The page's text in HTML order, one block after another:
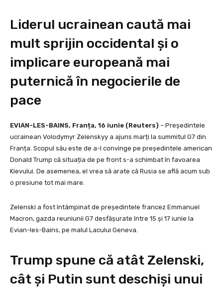
Liderul ucrainean caută mai
mult sprijin occidental și o
implicare europeană mai
puternică în negocierile de
pace
EVIAN-LES-BAINS, Franța, 16 iunie (Reuters) – Președintele
ucrainean Volodymyr Zelenskyy a ajuns marți la summitul G7 din
Franța. Scopul său este de a-l convinge pe președintele american
Donald Trump că situația de pe front s-a schimbat în favoarea
Kievului. De asemenea, el vrea să arate că Rusia se află acum sub
o presiune tot mai mare.
Zelenski a fost întâmpinat de președintele francez Emmanuel
Macron, gazda reuniunii G7 desfășurate între 15 și 17 iunie la
Evian-les-Bains, pe malul Lacului Geneva.
Trump spune că atât Zelenski,
cât și Putin sunt deschiși unui